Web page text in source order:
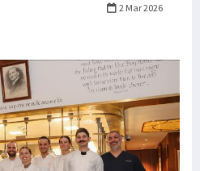
2 Mar 2026